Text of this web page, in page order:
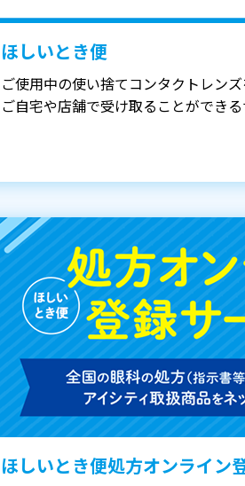
ほしいとき便
ご使用中の使い捨てコンタクトレンズ
ご自宅や店舗で受け取ることができる
ほしいとき便処方オンライン